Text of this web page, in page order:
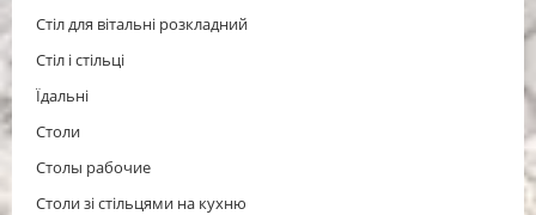
Стіл для вітальні розкладний
Cтіл і стільці
Їдальні
Столи
Столы рабочие
Столи зі стільцями на кухню